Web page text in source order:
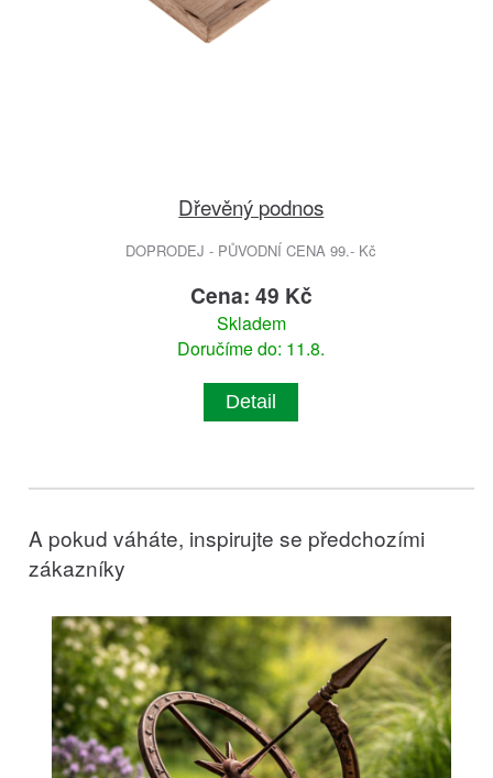
Dřevěný podnos
DOPRODEJ - PŮVODNÍ CENA 99.- Kč
Cena: 49 Kč
Skladem
Doručíme do: 11.8.
Detail
A pokud váháte, inspirujte se předchozími
zákazníky